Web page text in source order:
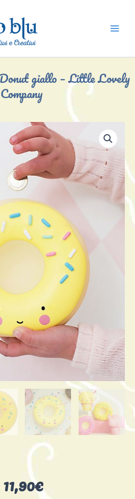
giallo – Little Lovely
Company
11,90€